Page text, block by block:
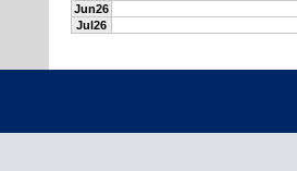
Jun26
Jul26